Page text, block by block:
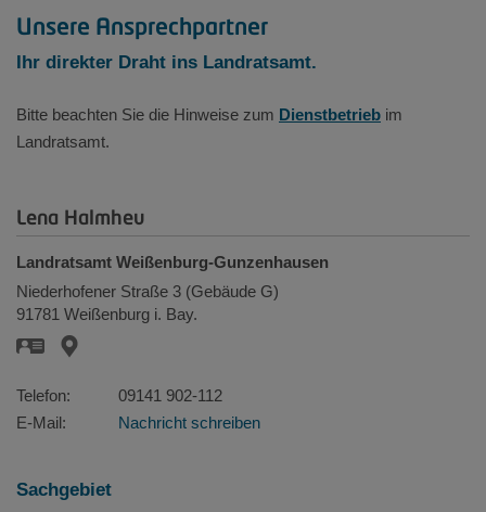
Unsere Ansprechpartner
Ihr direkter Draht ins Landratsamt.
Bitte beachten Sie die Hinweise zum Dienstbetrieb im
Landratsamt.
Lena Halmheu
Landratsamt Weißenburg-Gunzenhausen
Niederhofener Straße 3 (Gebäude G)
91781 Weißenburg i. Bay.
Telefon:
09141 902-112
E-Mail:
Nachricht schreiben
Sachgebiet